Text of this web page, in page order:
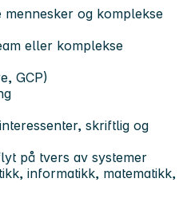
og komplekse
eller komplekse
GCP)
skriftlig og
på tvers av systemer
informatikk, matematikk,